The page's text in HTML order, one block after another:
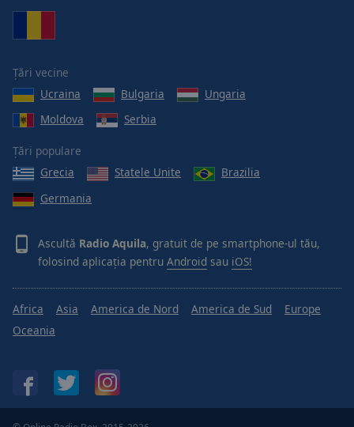
Țări vecine
Ucraina
Bulgaria
Ungaria
Moldova
Serbia
Țări populare
Grecia
Statele Unite
Brazilia
Germania
Ascultă Radio Aquila, gratuit de pe smartphone-ul tău,
folosind aplicația pentru Android sau iOS!
Africa Asia America de Nord America de Sud
Europe
Oceania